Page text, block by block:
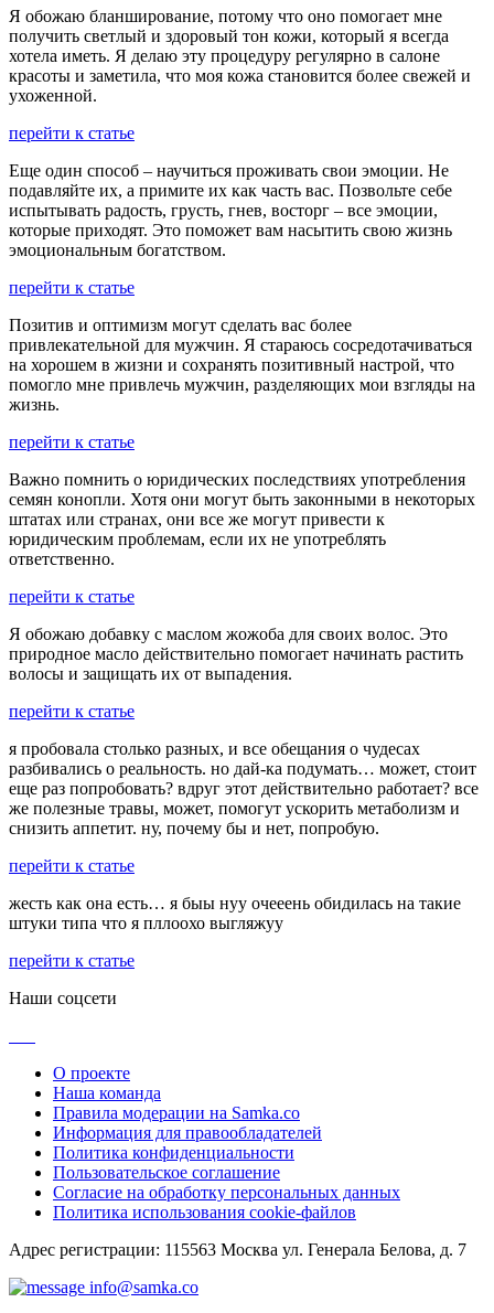
Я обожаю бланширование, потому что оно помогает мне
получить светлый и здоровый тон кожи, который я всегда
хотела иметь. Я делаю эту процедуру регулярно в салоне
красоты и заметила, что моя кожа становится более свежей и
ухоженной.
перейти к статье
Еще один способ – научиться проживать свои эмоции. Не
подавляйте их, а примите их как часть вас. Позвольте себе
испытывать радость, грусть, гнев, восторг – все эмоции,
которые приходят. Это поможет вам насытить свою жизнь
эмоциональным богатством.
перейти к статье
Позитив и оптимизм могут сделать вас более
привлекательной для мужчин. Я стараюсь сосредотачиваться
на хорошем в жизни и сохранять позитивный настрой, что
помогло мне привлечь мужчин, разделяющих мои взгляды на
жизнь.
перейти к статье
Важно помнить о юридических последствиях употребления
семян конопли. Хотя они могут быть законными в некоторых
штатах или странах, они все же могут привести к
юридическим проблемам, если их не употреблять
ответственно.
перейти к статье
Я обожаю добавку с маслом жожоба для своих волос. Это
природное масло действительно помогает начинать растить
волосы и защищать их от выпадения.
перейти к статье
я пробовала столько разных, и все обещания о чудесах
разбивались о реальность. но дай-ка подумать… может, стоит
еще раз попробовать? вдруг этот действительно работает? все
же полезные травы, может, помогут ускорить метаболизм и
снизить аппетит. ну, почему бы и нет, попробую.
перейти к статье
жесть как она есть… я быы нуу очееень обидилась на такие
штуки типа что я пллоохо выгляжуу
перейти к статье
Наши соцсети
О проекте
Наша команда
Правила модерации на Samka.co
Информация для правообладателей
Политика конфиденциальности
Пользовательское соглашение
Согласие на обработку персональных данных
Политика использования cookie-файлов
Адрес регистрации: 115563 Москва ул. Генерала Белова, д. 7
info@samka.co